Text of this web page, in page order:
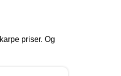
priser. Og